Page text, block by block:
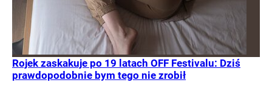
Rojek zaskakuje po 19 latach OFF Festivalu: Dziś
prawdopodobnie bym tego nie zrobił